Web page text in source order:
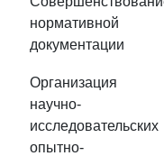
нормативной
документации
Организация
научно-
исследовательских
опытно-